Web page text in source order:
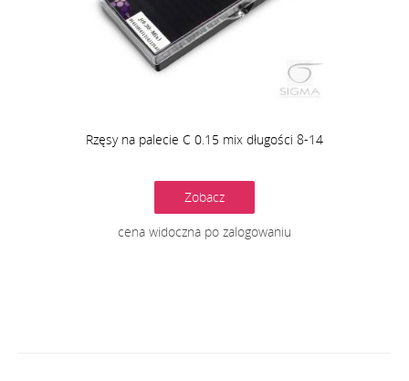
Rzęsy na palecie C 0.15 mix długości 8-14
Zobacz
cena widoczna po zalogowaniu